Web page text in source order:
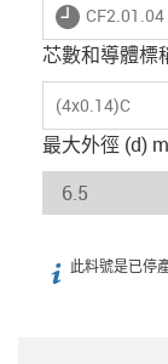
igus-icon-
CF2.01.04
芯數和導體標
(4x0.14)C
最大外徑 (d)
igus-icon-
此料號是已停